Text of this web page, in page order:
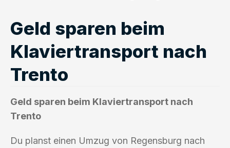
Geld sparen beim
Klaviertransport nach
Trento
Geld sparen beim Klaviertransport nach
Trento
Du planst einen Umzug von Regensburg nach